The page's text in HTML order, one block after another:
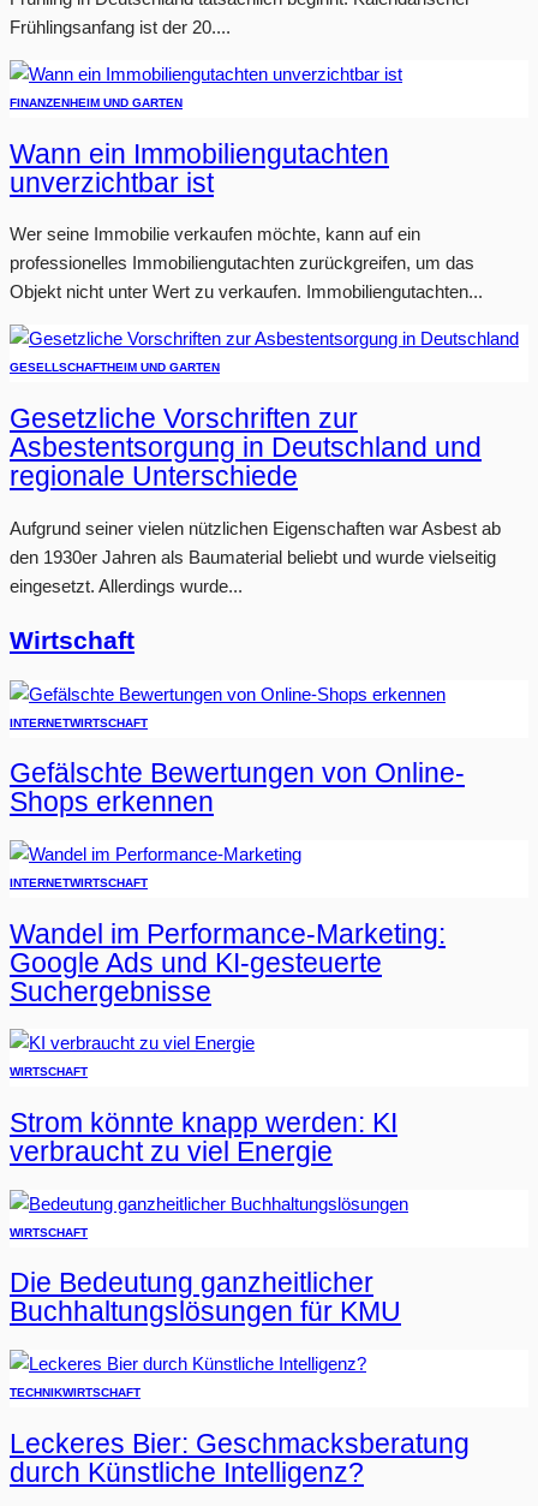
Frühlingsanfang ist der 20....
FINANZENHEIM UND GARTEN
Wann ein Immobiliengutachten
unverzichtbar ist
Wer seine Immobilie verkaufen möchte, kann auf ein
professionelles Immobiliengutachten zurückgreifen, um das
Objekt nicht unter Wert zu verkaufen. Immobiliengutachten...
GESELLSCHAFTHEIM UND GARTEN
Gesetzliche Vorschriften zur
Asbestentsorgung in Deutschland und
regionale Unterschiede
Aufgrund seiner vielen nützlichen Eigenschaften war Asbest ab
den 1930er Jahren als Baumaterial beliebt und wurde vielseitig
eingesetzt. Allerdings wurde...
Wirtschaft
INTERNETWIRTSCHAFT
Gefälschte Bewertungen von Online-
Shops erkennen
INTERNETWIRTSCHAFT
Wandel im Performance-Marketing:
Google Ads und KI-gesteuerte
Suchergebnisse
WIRTSCHAFT
Strom könnte knapp werden: KI
verbraucht zu viel Energie
WIRTSCHAFT
Die Bedeutung ganzheitlicher
Buchhaltungslösungen für KMU
TECHNIKWIRTSCHAFT
Leckeres Bier: Geschmacksberatung
durch Künstliche Intelligenz?